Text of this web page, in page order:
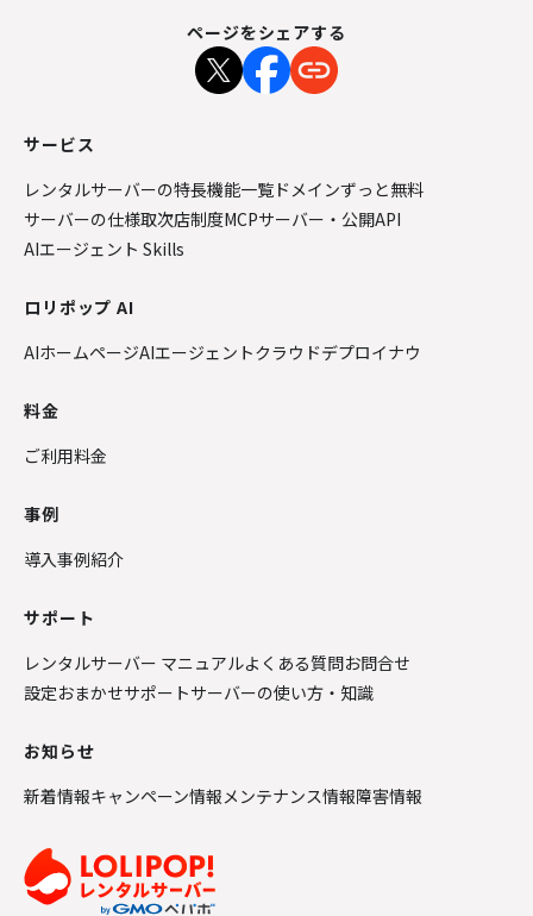
ページをシェアする
サービス
レンタルサーバーの特長機能一覧 ドメインずっと無料
サーバーの仕様取次店制度MCPサーバー・公開API
AIエージェント Skills
ロリポップ AI
AIホームページAIエージェントクラウドデプロイナウ
料金
ご利用料金
事例
導入事例紹介
サポート
レンタルサーバー マニュアルよくある質問お問合せ
設定おまかせサポートサーバーの使い方・知識
お知らせ
新着情報キャンペーン情報メンテナンス情報障害情報